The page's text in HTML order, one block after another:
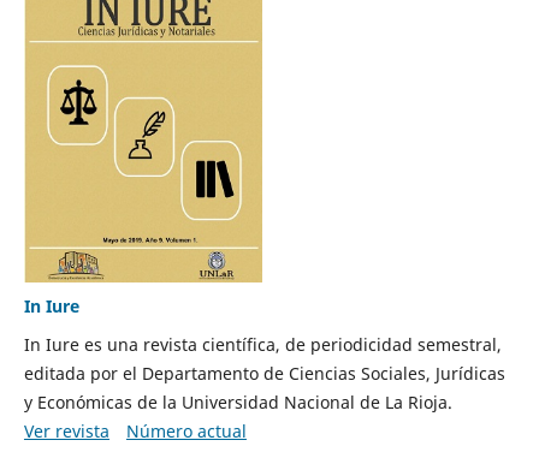
In Iure
In Iure es una revista científica, de periodicidad semestral,
editada por el Departamento de Ciencias Sociales, Jurídicas
y Económicas de la Universidad Nacional de La Rioja.
Ver revista
Número actual